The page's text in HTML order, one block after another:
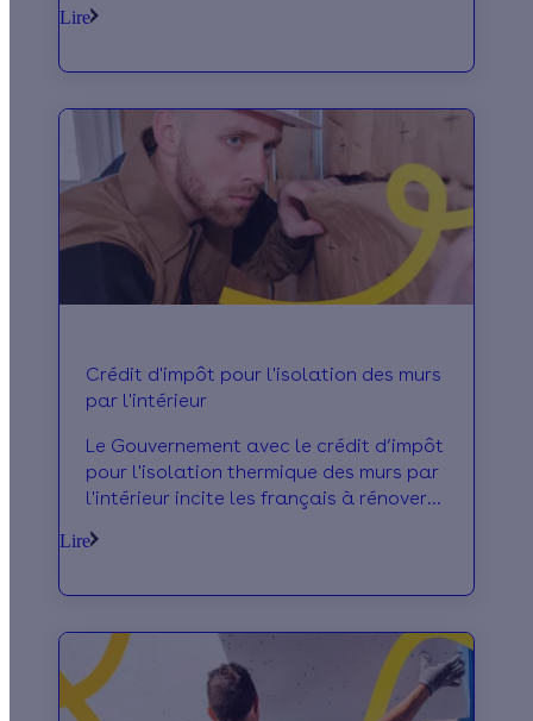
profiter.
Lire
Crédit d'impôt pour l'isolation des murs
par l'intérieur
Le Gouvernement avec le crédit d’impôt
pour l'isolation thermique des murs par
l'intérieur incite les français à rénover
Lire